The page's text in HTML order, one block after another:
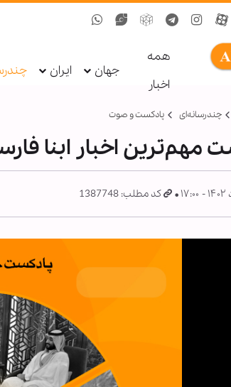
همه
اخبار
جهان ایران
چندرسانه‌ای پادکست و صوت
اخبار ابنا فارسی ــ 27
کد مطلب: 1387748
انفجار